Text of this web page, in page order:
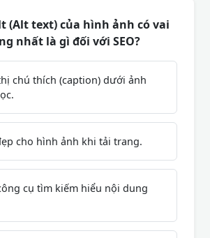
(Alt text) của hình ảnh có vai
nhất là gì đối với SEO?
chú thích (caption) dưới ảnh
cho hình ảnh khi tải trang.
cụ tìm kiếm hiểu nội dung